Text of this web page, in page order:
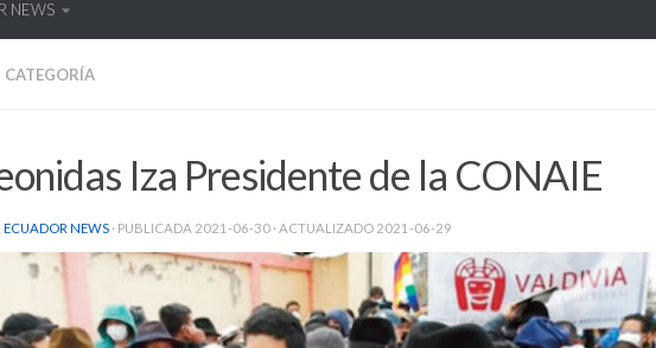
NEWS
CATEGORÍA
Iza Presidente de la CONAIE
ECUADOR NEWS · PUBLICADA 2021-06-30 · ACTUALIZADO 2021-06-29